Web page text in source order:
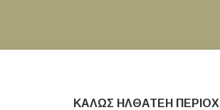
ΚΑΛΏΣ ΉΛΘΑΤΕ Η